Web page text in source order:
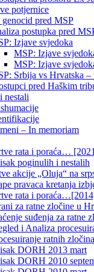
potjernice
genocid pred MSP
postupka pred
Izjave svjedoka
MSP: Izjave
MSP: Izjave
Srbija vs Hrvatska –
pred Haškim
nestali
– In memoriam
rata i poraća…
poginulih i nestalih
akcije „Oluja“ na
pravaca kretanja
rata i
za ratne zločine u
suđenja za ratne
i Analiza
ratnih
DORH 2013 mart
DORH 2010